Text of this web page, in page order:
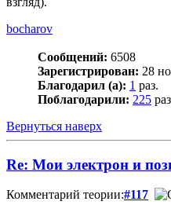
bocharov
Сообщений: 6508
Зарегистрирован: 28
Благодарил (а): 1 раз.
Поблагодарили: 225
Вернуться наверх
Re: Мои электрон и
Комментарий теории:#117